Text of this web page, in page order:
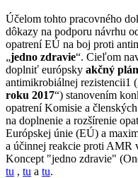
Účelom tohto pracovného
dôkazy na podporu návrhu
opatrení EÚ na boj proti
„jedno zdravie“. Cieľom
doplniť európsky akčný
antimikrobiálnej rezistencii1
roku 2017“) stanovením
opatrení Komisie a
na doplnenie a rozšírenie
Európskej únie (EÚ) a
a účinnej reakcie proti AMR
Koncept "jedno zdravie"
tu , tu a tu.